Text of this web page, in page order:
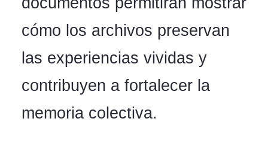
cómo los archivos preservan
las experiencias vividas y
contribuyen a fortalecer la
memoria colectiva.